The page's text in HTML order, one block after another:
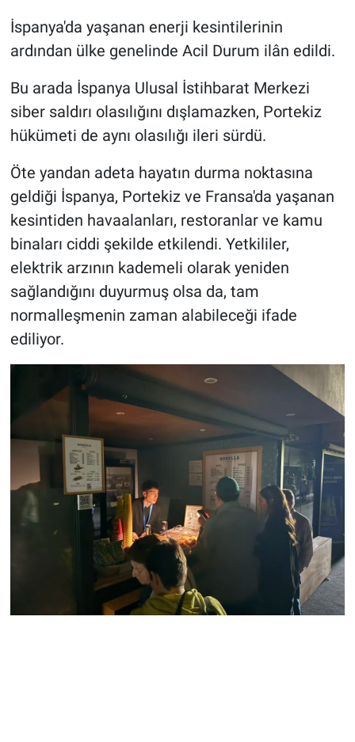
İspanya'da yaşanan enerji kesintilerinin
ardından ülke genelinde Acil Durum ilân edildi.
Bu arada İspanya Ulusal İstihbarat Merkezi
siber saldırı olasılığını dışlamazken, Portekiz
hükümeti de aynı olasılığı ileri sürdü.
Öte yandan adeta hayatın durma noktasına
geldiği İspanya, Portekiz ve Fransa'da yaşanan
kesintiden havaalanları, restoranlar ve kamu
binaları ciddi şekilde etkilendi. Yetkililer,
elektrik arzının kademeli olarak yeniden
sağlandığını duyurmuş olsa da, tam
normalleşmenin zaman alabileceği ifade
ediliyor.